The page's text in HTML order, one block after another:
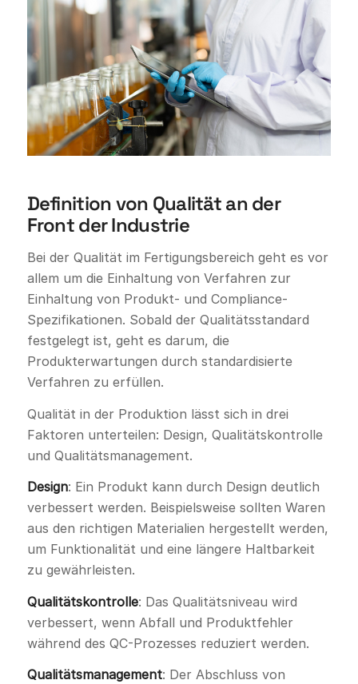
Definition von Qualität an der
Front der Industrie
Bei der Qualität im Fertigungsbereich geht es vor
allem um die Einhaltung von Verfahren zur
Einhaltung von Produkt- und Compliance-
Spezifikationen. Sobald der Qualitätsstandard
festgelegt ist, geht es darum, die
Produkterwartungen durch standardisierte
Verfahren zu erfüllen.
Qualität in der Produktion lässt sich in drei
Faktoren unterteilen: Design, Qualitätskontrolle
und Qualitätsmanagement.
Design: Ein Produkt kann durch Design deutlich
verbessert werden. Beispielsweise sollten Waren
aus den richtigen Materialien hergestellt werden,
um Funktionalität und eine längere Haltbarkeit
zu gewährleisten.
Qualitätskontrolle: Das Qualitätsniveau wird
verbessert, wenn Abfall und Produktfehler
während des QC-Prozesses reduziert werden.
Qualitätsmanagement: Der Abschluss von